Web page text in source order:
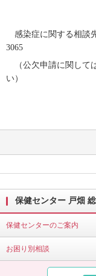
感染症に関する相談
3065
（公欠申請に関して
い）
保健センター 戸畑
保健センターのご案内
お困り別相談